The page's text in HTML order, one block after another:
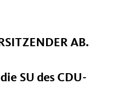
AB.
SU des CDU-